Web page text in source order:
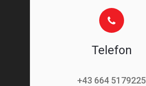
Telefon
+43 664 5179225